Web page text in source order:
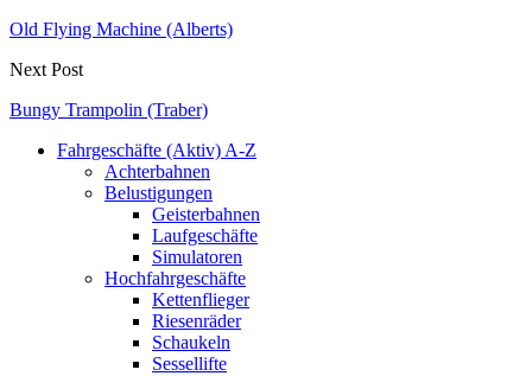
Old Flying Machine (Alberts)
Next Post
Bungy Trampolin (Traber)
Fahrgeschäfte (Aktiv) A-Z
Achterbahnen
Belustigungen
Geisterbahnen
Laufgeschäfte
Simulatoren
Hochfahrgeschäfte
Kettenflieger
Riesenräder
Schaukeln
Sessellifte